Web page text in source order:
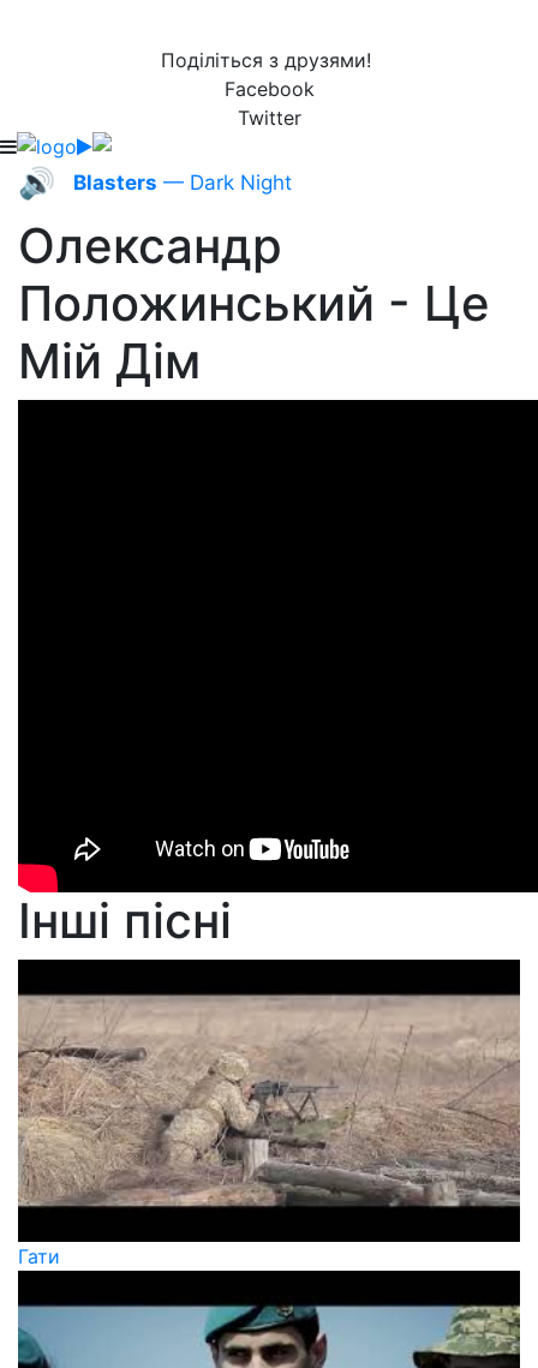
Поділіться з друзями!
Facebook
Twitter
🔊 Blasters — Dark Night
Олександр
Положинський - Це
Мій Дім
Інші пісні
Гати